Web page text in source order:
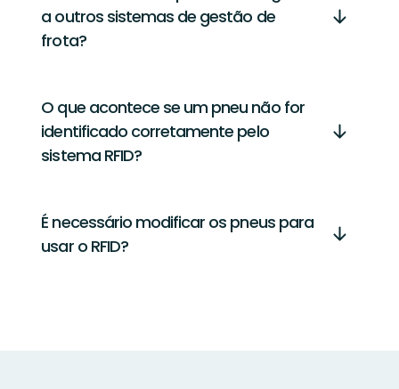
a outros sistemas de gestão de
frota?
O que acontece se um pneu não for
identificado corretamente pelo
sistema RFID?
É necessário modificar os pneus para
usar o RFID?